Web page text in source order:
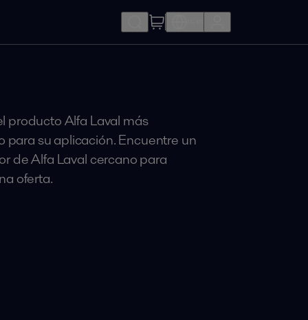
producto Alfa Laval más
para su aplicación. Encuentre un
de Alfa Laval cercano para
oferta.